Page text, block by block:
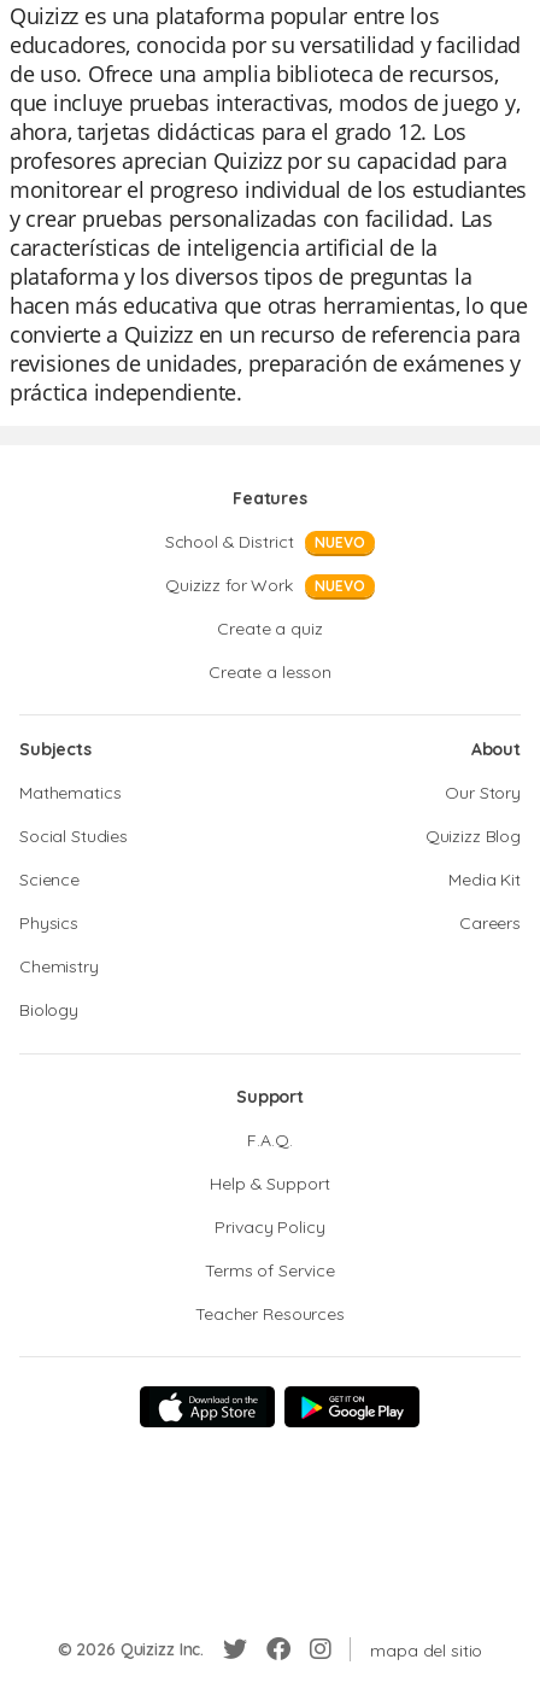
Quizizz es una plataforma popular entre los
educadores, conocida por su versatilidad y facilidad
de uso. Ofrece una amplia biblioteca de recursos,
que incluye pruebas interactivas, modos de juego y,
ahora, tarjetas didácticas para el grado 12. Los
profesores aprecian Quizizz por su capacidad para
monitorear el progreso individual de los estudiantes
y crear pruebas personalizadas con facilidad. Las
características de inteligencia artificial de la
plataforma y los diversos tipos de preguntas la
hacen más educativa que otras herramientas, lo que
convierte a Quizizz en un recurso de referencia para
revisiones de unidades, preparación de exámenes y
práctica independiente.
Features
School & District
NUEVO
Quizizz for Work NUEVO
Create a quiz
Create a lesson
Subjects
Mathematics
Social Studies
Science
Physics
Chemistry
Biology
About
Our Story
Quizizz Blog
Media Kit
Careers
Support
F.A.Q.
Help & Support
Privacy Policy
Terms of Service
Teacher Resources
© 2026 Quizizz Inc. mapa del sitio